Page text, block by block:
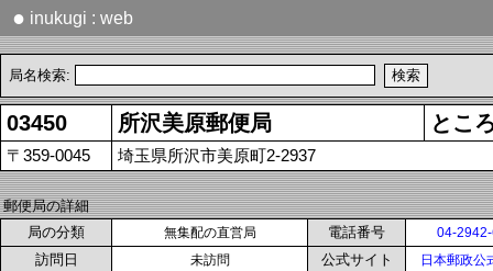
● inukugi : web
局名検索:
03450 所沢美原郵便局 とこ
〒359-0045 埼玉県所沢市美原町2-2937
郵便局の詳細
局の分類
無集配の直営局 電話番号 04-
訪問日 未訪問 公式サイト 日本郵政公